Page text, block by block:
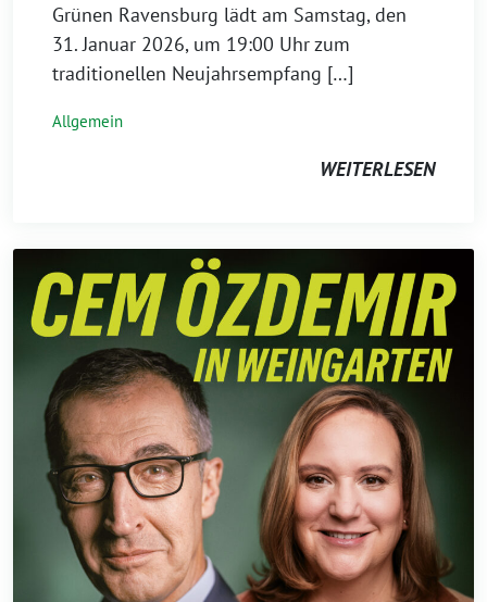
Grünen Ravensburg lädt am Samstag, den
31. Januar 2026, um 19:00 Uhr zum
traditionellen Neujahrsempfang […]
Allgemein
WEITERLESEN